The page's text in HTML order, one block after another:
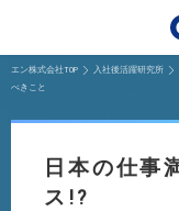
エン株式会社TOP 入社後活躍研究所
べきこと
日本の仕事
ス!?